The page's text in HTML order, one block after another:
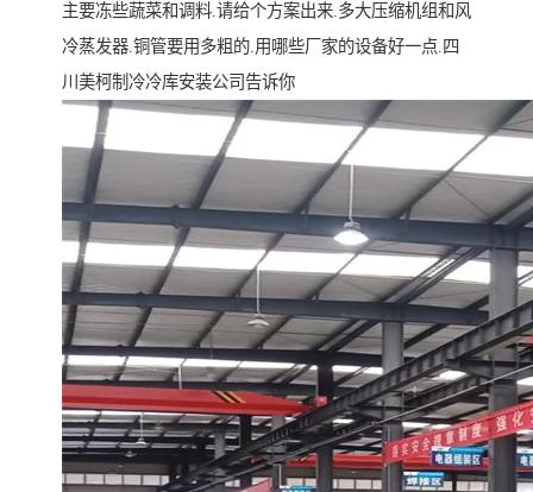
主要冻些蔬菜和调料.请给个方案出来.多大压缩机组和风
冷蒸发器.铜管要用多粗的.用哪些厂家的设备好一点.四
川美柯制冷冷库安装公司告诉你